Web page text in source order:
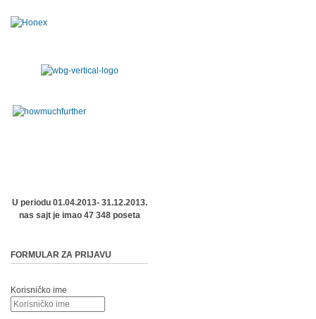
U periodu 01.04.2013- 31.12.2013.
nas sajt je imao 47 348 poseta
FORMULAR ZA PRIJAVU
Korisničko ime